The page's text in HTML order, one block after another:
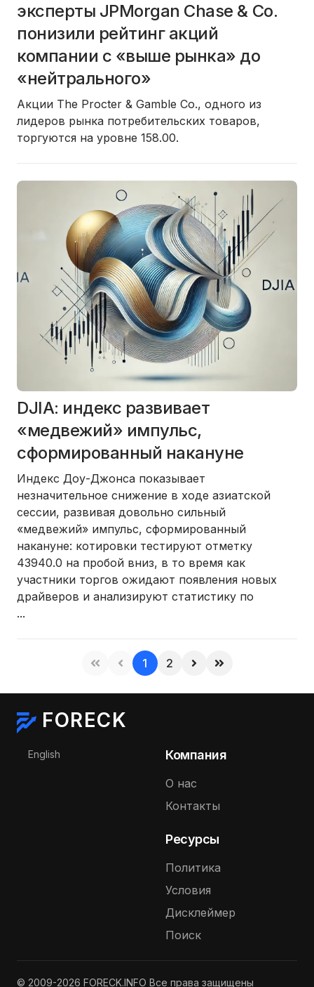
эксперты JPMorgan Chase & Co.
понизили рейтинг акций
компании с «выше рынка» до
«нейтрального»
Акции The Procter & Gamble Co., одного из
лидеров рынка потребительских товаров,
торгуются на уровне 158.00.
DJIA: индекс развивает
«медвежий» импульс,
сформированный накануне
Индекс Доу-Джонса показывает
незначительное снижение в ходе азиатской
сессии, развивая довольно сильный
«медвежий» импульс, сформированный
накануне: котировки тестируют отметку
43940.0 на пробой вниз, в то время как
участники торгов ожидают появления новых
драйверов и анализируют статистику по
...
1 2
FORECK
Выберите язык
English Компания
О нас
Контакты
Ресурсы
Политика
Условия
Дисклеймер
Поиск
© 2009-2026 FORECK.INFO Все права защищены